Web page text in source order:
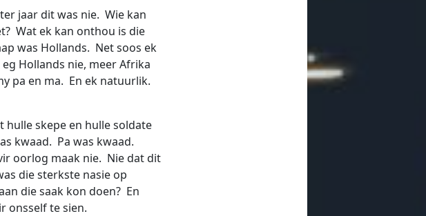
jaar dit was nie. Wie kan
Wat ek kan onthou is die
was Hollands. Net soos ek
Hollands nie, meer Afrika
pa en ma. En ek natuurlik.
hulle skepe en hulle soldate
kwaad. Pa was kwaad.
oorlog maak nie. Nie dat dit
die sterkste nasie op
die saak kon doen? En
onsself te sien.